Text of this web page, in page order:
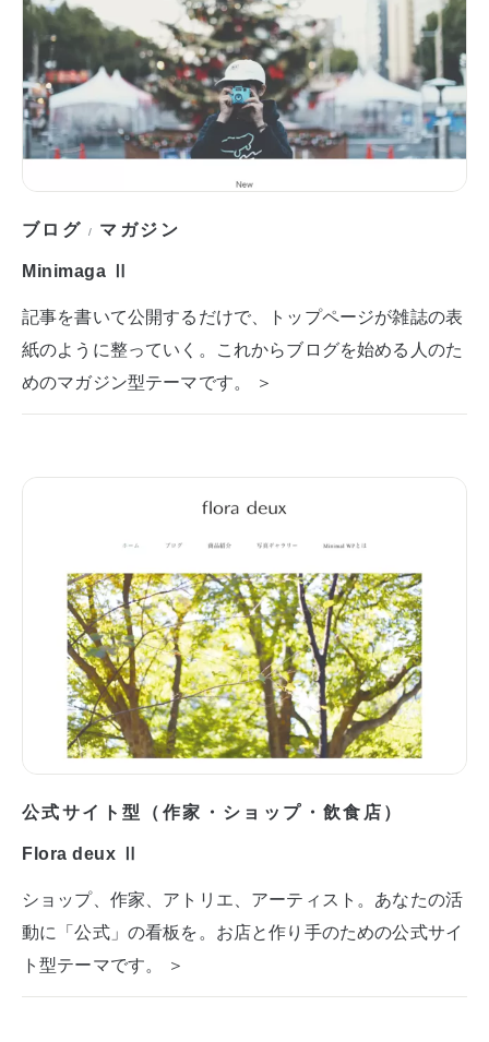
ブログ / マガジン
Minimaga Ⅱ
記事を書いて公開するだけで、トップページが雑誌の表
紙のように整っていく。これからブログを始める人のた
めのマガジン型テーマです。 ＞
公式サイト型（作家・ショップ・飲食店）
Flora deux Ⅱ
ショップ、作家、アトリエ、アーティスト。あなたの活
動に「公式」の看板を。お店と作り手のための公式サイ
ト型テーマです。 ＞